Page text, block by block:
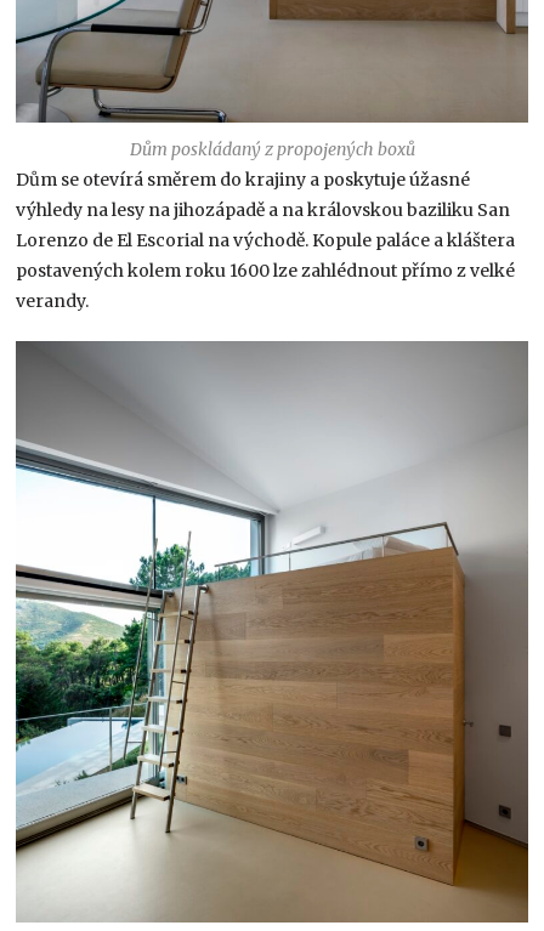
Dům poskládaný z propojených boxů
Dům se otevírá směrem do krajiny a poskytuje úžasné
výhledy na lesy na jihozápadě a na královskou baziliku San
Lorenzo de El Escorial na východě. Kopule paláce a kláštera
postavených kolem roku 1600 lze zahlédnout přímo z velké
verandy.